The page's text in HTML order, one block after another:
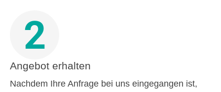
2
Angebot erhalten
Nachdem Ihre Anfrage bei uns eingegangen ist,